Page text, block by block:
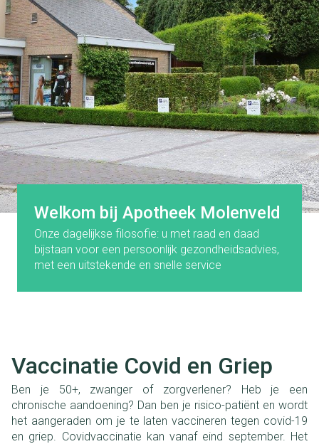
Welkom bij Apotheek Molenveld
Onze dagelijkse filosofie: u met raad en daad
bijstaan voor een persoonlijk gezondheidsadvies,
met een uitstekende en snelle service
Vaccinatie Covid en Griep
Ben je 50+, zwanger of zorgverlener? Heb je een
chronische aandoening? Dan ben je risico-patiënt en wordt
het aangeraden om je te laten vaccineren tegen covid-19
en griep. Covidvaccinatie kan vanaf eind september. Het